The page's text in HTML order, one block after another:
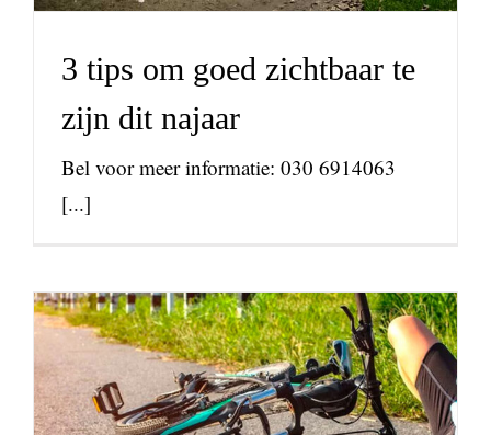
3 tips om goed zichtbaar te
zijn dit najaar
Bel voor meer informatie: 030 6914063
[...]